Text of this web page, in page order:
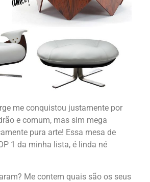
me conquistou justamente por
e comum, mas sim mega
pura arte! Essa mesa de
1 da minha lista, é linda né
Me contem quais são os seus